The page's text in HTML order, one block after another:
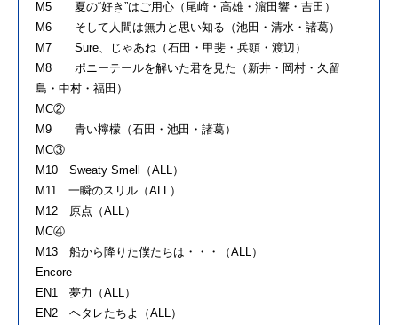
M5 夏の“好き”はご用心（尾崎・高雄・濵田響・吉田）
M6 そして人間は無力と思い知る（池田・清水・諸葛）
M7 Sure、じゃあね（石田・甲斐・兵頭・渡辺）
M8 ポニーテールを解いた君を見た（新井・岡村・久留
島・中村・福田）
MC②
M9 青い檸檬（石田・池田・諸葛）
MC③
M10 Sweaty Smell（ALL）
M11 一瞬のスリル（ALL）
M12 原点（ALL）
MC④
M13 船から降りた僕たちは・・・（ALL）
Encore
EN1 夢力（ALL）
EN2 ヘタレたちよ（ALL）